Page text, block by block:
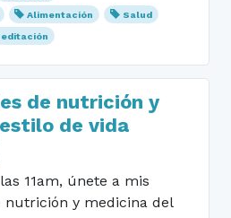
Alimentación
Salud
de nutrición y
de vida
11am, únete a mis
nutrición y medicina del